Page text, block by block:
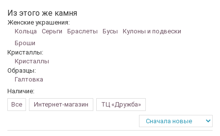
Из этого же камня
Женские украшения:
Кольца
Серьги Браслеты Бусы
Кулоны и подвески
Броши
Кристаллы:
Кристаллы
Образцы:
Галтовка
Наличие:
Все
Интернет-магазин ТЦ «Дружба»